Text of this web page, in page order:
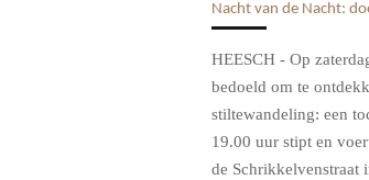
Nacht van de Nacht:
HEESCH - Op
bedoeld om te
stiltewandeling: een
19.00 uur stipt en
de Schrikkelvenstraat